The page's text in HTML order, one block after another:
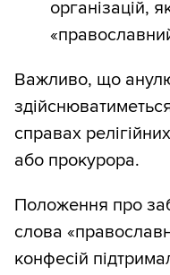
організацій,
Важливо, що
справах
або прокурора.
Положення про
слова
конфесій